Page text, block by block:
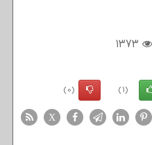
1373
(1)
(0)
X